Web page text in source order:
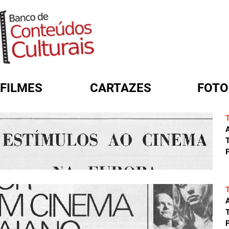
FILMES CARTAZES
FORMULÁRIO DE BUSCA